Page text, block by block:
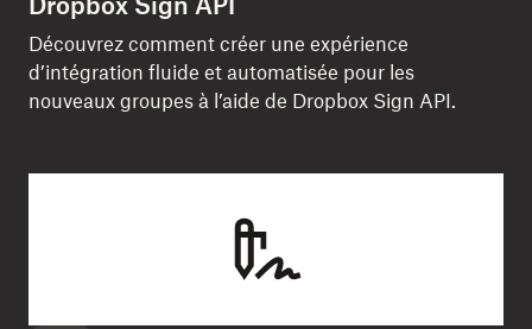
Dropbox Sign API
Découvrez comment créer une expérience
d’intégration fluide et automatisée pour les
nouveaux groupes à l’aide de Dropbox Sign API.